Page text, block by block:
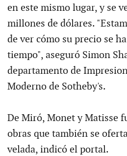
en este mismo lugar, y se
millones de dólares.
de ver cómo su precio se
tiempo", aseguró Simon
departamento de
Moderno de Sotheby's.
De Miró, Monet y Matisse
obras que también se
velada, indicó el portal.